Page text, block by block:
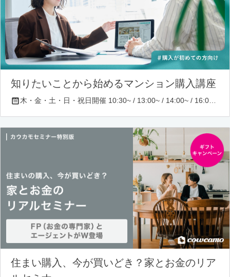
知りたいことから始めるマンション購入講座
木・金・土・日・祝日開催 10:30~ / 13:00~ / 14:00~ / 16:00~ / 17:00~/ 18:30~/ 19:30~
住まい購入、今が買いどき？家とお金のリア